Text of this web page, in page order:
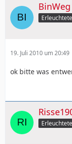
BinWeg
19. Juli 2010 um 20:49
ok bitte was